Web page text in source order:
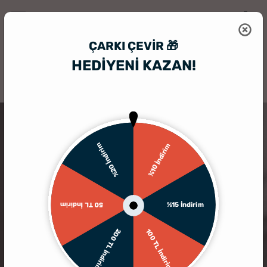
ÇARKI ÇEVIR 🎁
HEDİYENİ KAZAN!
%10 İndirim
%15 İndirim
100 TL İndirim
200 TL İndirim
50 TL İndirim
%20 İndirim